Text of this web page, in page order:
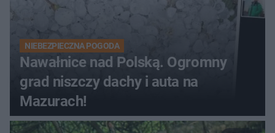
NIEBEZPIECZNA POGODA
Nawałnice nad Polską. Ogromny
grad niszczy dachy i auta na
Mazurach!